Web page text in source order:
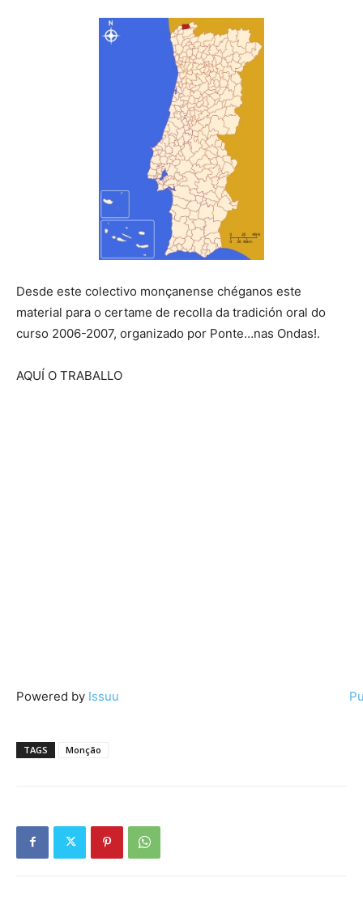
Desde este colectivo monçanense chéganos este
material para o certame de recolla da tradición oral do
curso 2006-2007, organizado por Ponte…nas Ondas!.
AQUÍ O TRABALLO
Powered by Issuu
TAGS Monção